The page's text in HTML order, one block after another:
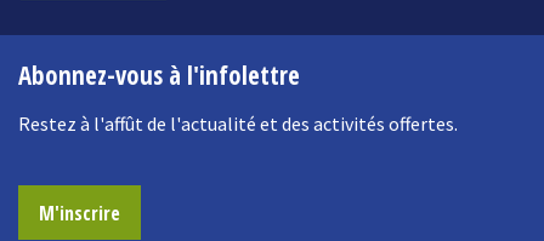
Abonnez-vous à l'infolettre
Restez à l'affût de l'actualité et des activités offertes.
M'inscrire